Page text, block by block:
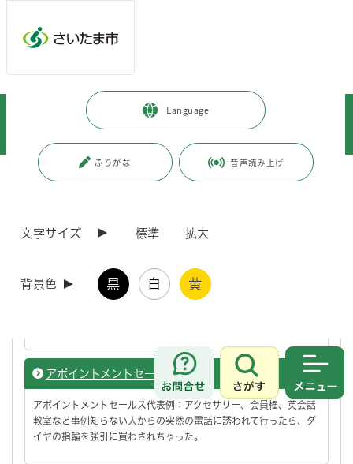
Language
ふりがな 音声読み上げ
文字サイズ 標準 拡大
背景色 黒 白 黄
お問合せ
さがす
暮らし・手続き > 住まい・暮らし・相談
> 消費生活相談
ページ番号：J000640
マルチ商法
アポイントメントセールス
アポイントメントセールス代表例：アクセサリー、会員権、英会話
教室など事例知らない人からの突然の電話に誘われて行ったら、ダ
イヤの指輪を強引に買わされちゃった。